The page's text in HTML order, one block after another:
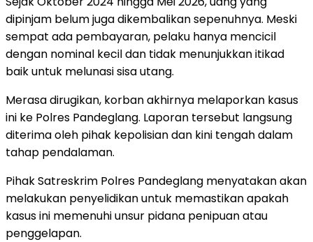
dipinjam belum juga dikembalikan sepenuhnya. Meski
sempat ada pembayaran, pelaku hanya mencicil
dengan nominal kecil dan tidak menunjukkan itikad
baik untuk melunasi sisa utang.
Merasa dirugikan, korban akhirnya melaporkan kasus
ini ke Polres Pandeglang. Laporan tersebut langsung
diterima oleh pihak kepolisian dan kini tengah dalam
tahap pendalaman.
Pihak Satreskrim Polres Pandeglang menyatakan akan
melakukan penyelidikan untuk memastikan apakah
kasus ini memenuhi unsur pidana penipuan atau
penggelapan.